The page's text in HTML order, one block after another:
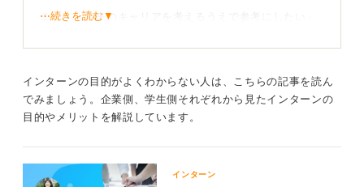
まず、「将来のキャリアを考えるうえで参考にしたい」
多くの学生がキャリアの模索段階でインターンに参加す
ん。
ただし、そのまま書くと抽象的で伝わりづらいため、も
・なぜその企業や業界に興味を持ったのか
⋯続きを読む▼
インターンの目的がよくわからない人は、こちらの記事を読ん
でみましょう。企業側、学生側それぞれから見たインターンの
目的やメリットを解説しています。
インターン